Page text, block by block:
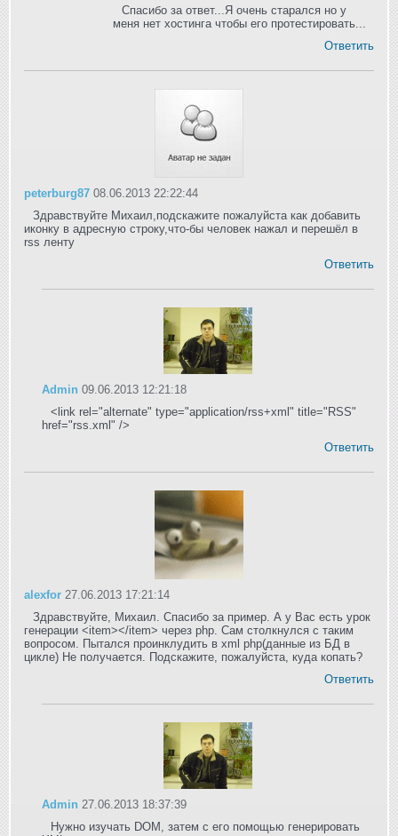
Спасибо за ответ...Я очень старался но у
меня нет хостинга чтобы его протестировать...
Ответить
peterburg87 08.06.2013 22:22:44
Здравствуйте Михаил,подскажите пожалуйста как добавить
иконку в адресную строку,что-бы человек нажал и перешёл в
rss ленту
Ответить
Admin 09.06.2013 12:21:18
<link rel="alternate" type="application/rss+xml" title="RSS"
href="rss.xml" />
Ответить
alexfor 27.06.2013 17:21:14
Здравствуйте, Михаил. Спасибо за пример. А у Вас есть урок
генерации <item></item> через php. Сам столкнулся с таким
вопросом. Пытался проинклудить в xml php(данные из БД в
цикле) Не получается. Подскажите, пожалуйста, куда копать?
Ответить
Admin 27.06.2013 18:37:39
Нужно изучать DOM, затем с его помощью генерировать